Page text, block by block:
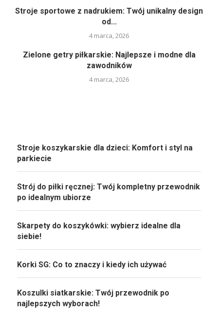
Stroje sportowe z nadrukiem: Twój unikalny design
od...
4 marca, 2026
Zielone getry piłkarskie: Najlepsze i modne dla
zawodników
4 marca, 2026
Stroje koszykarskie dla dzieci: Komfort i styl na
parkiecie
Strój do piłki ręcznej: Twój kompletny przewodnik
po idealnym ubiorze
Skarpety do koszykówki: wybierz idealne dla
siebie!
Korki SG: Co to znaczy i kiedy ich używać
Koszulki siatkarskie: Twój przewodnik po
najlepszych wyborach!